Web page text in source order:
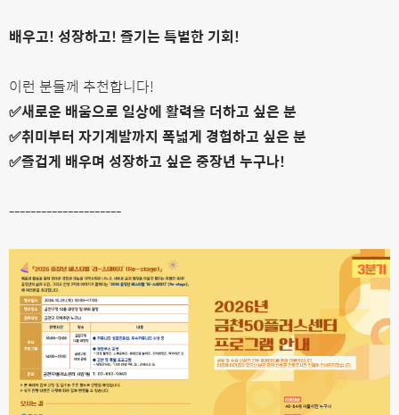
배우고! 성장하고! 즐기는 특별한 기회!
이런 분들께 추천합니다!
✅새로운 배움으로 일상에 활력을 더하고 싶은 분
✅취미부터 자기계발까지 폭넓게 경험하고 싶은 분
✅즐겁게 배우며 성장하고 싶은 중장년 누구나!
---------------------